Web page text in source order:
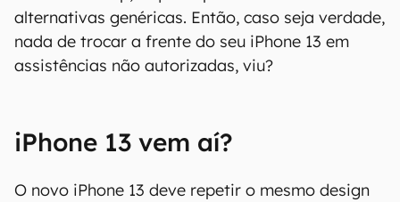
alternativas genéricas. Então, caso seja verdade,
nada de trocar a frente do seu iPhone 13 em
assistências não autorizadas, viu?
iPhone 13 vem aí?
O novo iPhone 13 deve repetir o mesmo design